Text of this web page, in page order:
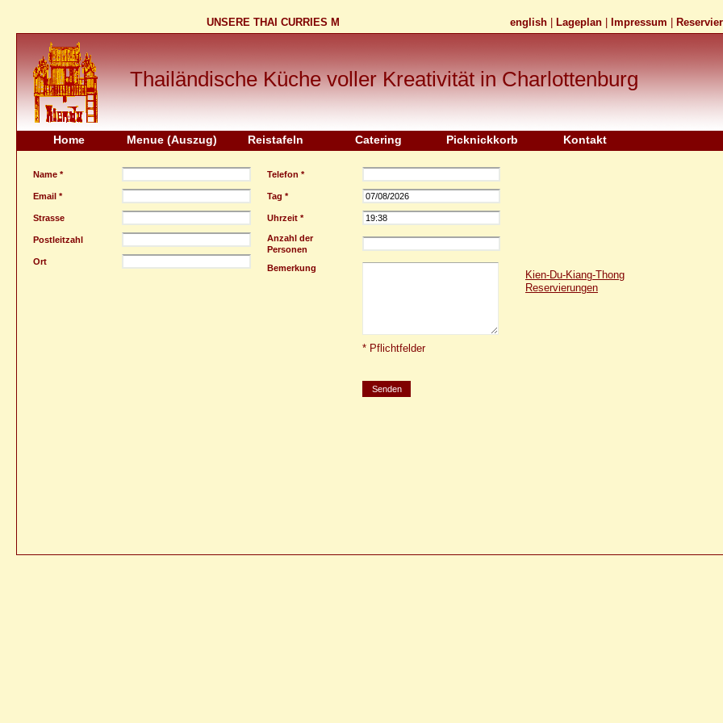
UNSERE THAI CURRIES MIT - ZITRONENGRAS, KAFFIRLIMETTENBLäTTERN, INGWER,
english Lageplan Impressum
Thailändische Küche voller Kreativität in Charlottenburg
Home Menue (Auszug) Reistafeln Catering Picknickkorb Kontakt
Name *
Email *
Strasse
Postleitzahl
Ort
Telefon *
Tag *
Uhrzeit *
Anzahl der
Personen
Bemerkung
* Pflichtfelder
Kien-Du-Kiang-Thong
Reservierungen